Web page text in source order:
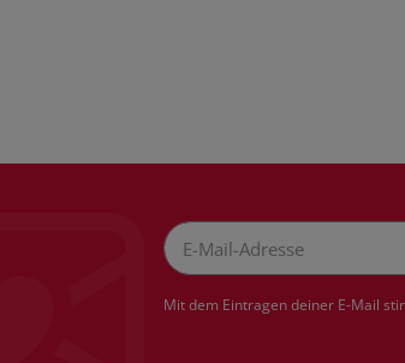
Mit dem Eintragen deiner E-Mail